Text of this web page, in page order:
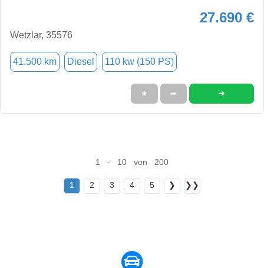
27.690 €
Wetzlar, 35576
41.500 km Diesel 110 kw (150 PS)
★ ➦ ➜
1 - 10 von 200
1 2 3 4 5 ❯ ❯❯